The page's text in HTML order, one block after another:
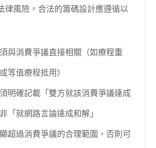
律風險。合法的籌碼設計應遵循以
與消費爭議直接相關（如療程重
等值療程抵用）
明確記載「雙方就該消費爭議達成
「就網路言論達成和解」
超過消費爭議的合理範圍，否則可